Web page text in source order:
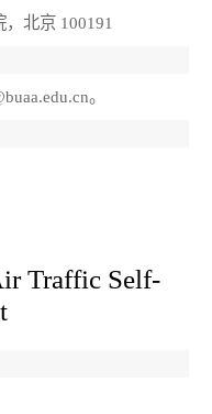
北京 100191
。
Traffic Self-